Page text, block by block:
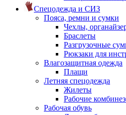
Спецодежда и СИЗ
Пояса, ремни и сумки
Чехлы,
Браслеты
Разгрузочные
Рюкзаки для
Влагозащитная одежда
Плащи
Летняя спецодежда
Жилеты
Рабочие
Рабочая обувь